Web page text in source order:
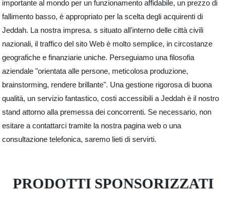
importante al mondo per un funzionamento affidabile, un prezzo di
fallimento basso, è appropriato per la scelta degli acquirenti di
Jeddah. La nostra impresa. s situato all'interno delle città civili
nazionali, il traffico del sito Web è molto semplice, in circostanze
geografiche e finanziarie uniche. Perseguiamo una filosofia
aziendale "orientata alle persone, meticolosa produzione,
brainstorming, rendere brillante". Una gestione rigorosa di buona
qualità, un servizio fantastico, costi accessibili a Jeddah è il nostro
stand attorno alla premessa dei concorrenti. Se necessario, non
esitare a contattarci tramite la nostra pagina web o una
consultazione telefonica, saremo lieti di servirti.
PRODOTTI SPONSORIZZATI